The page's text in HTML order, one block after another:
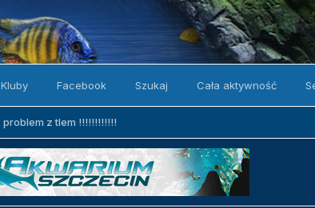
Kluby Facebook Szukaj Cała aktywność
problem z tlem !!!!!!!!!!!!